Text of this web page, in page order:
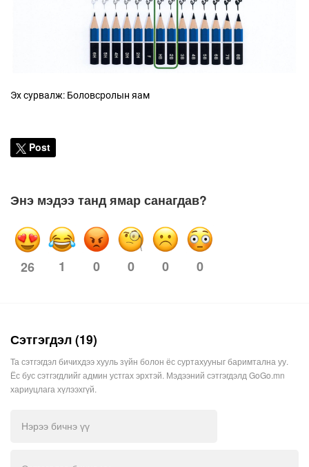
Эх сурвалж: Боловсролын яам
Post
Энэ мэдээ танд ямар санагдав?
26 1 0 0 0 0
Сэтгэгдэл (19)
Та сэтгэгдэл бичихдээ хууль зүйн болон ёс суртахууныг баримтална уу.
Ёс бус сэтгэгдлийг админ устгах эрхтэй. Мэдээний сэтгэгдэлд GoGo.mn
хариуцлага хүлээхгүй.